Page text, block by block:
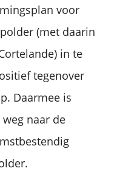
voor
(met daarin
in te
tegenover
Daarmee is
naar de